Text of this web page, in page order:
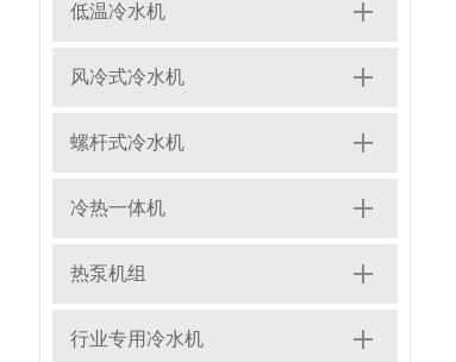
低温冷水机
风冷式冷水机
螺杆式冷水机
冷热一体机
热泵机组
行业专用冷水机